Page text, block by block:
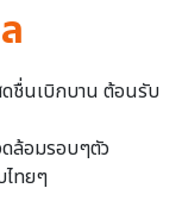
ดชื่นเบิกบาน ต้อนรับ
ล้อมรอบๆตัว
ทยๆ